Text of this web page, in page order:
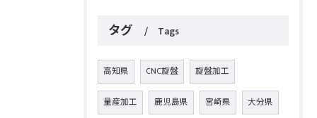
タグ Tags
高知県 CNC旋盤 旋盤加工
量産加工 鹿児島県 宮崎県 大分県